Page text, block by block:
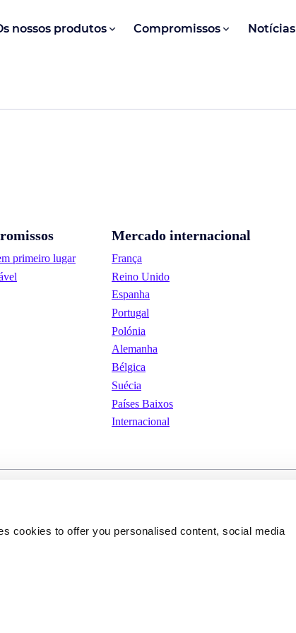
cookies to offer you personalised content, social media
nossos produtos Compromissos Notícias
primeiro lugar
Mercado internacional
França
Reino Unido
Espanha
Portugal
Polónia
Alemanha
Bélgica
Suécia
Países Baixos
Internacional